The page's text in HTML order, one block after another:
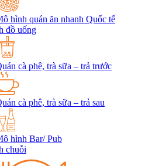
hình quán ăn nhanh Quốc tế
đồ uống
cà phê, trà sữa – trả trước
cà phê, trà sữa – trả sau
hình Bar/ Pub
chuỗi